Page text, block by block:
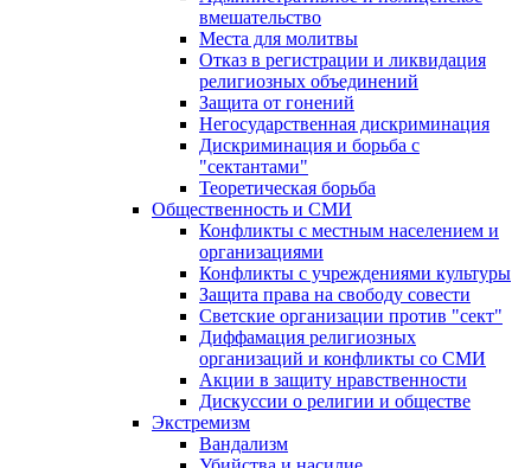
вмешательство
Места для молитвы
Отказ в регистрации и ликвидация
религиозных объединений
Защита от гонений
Негосударственная дискриминация
Дискриминация и борьба с
"сектантами"
Теоретическая борьба
Общественность и СМИ
Конфликты с местным населением и
организациями
Конфликты с учреждениями культуры
Защита права на свободу совести
Светские организации против "сект"
Диффамация религиозных
организаций и конфликты со СМИ
Акции в защиту нравственности
Дискуссии о религии и обществе
Экстремизм
Вандализм